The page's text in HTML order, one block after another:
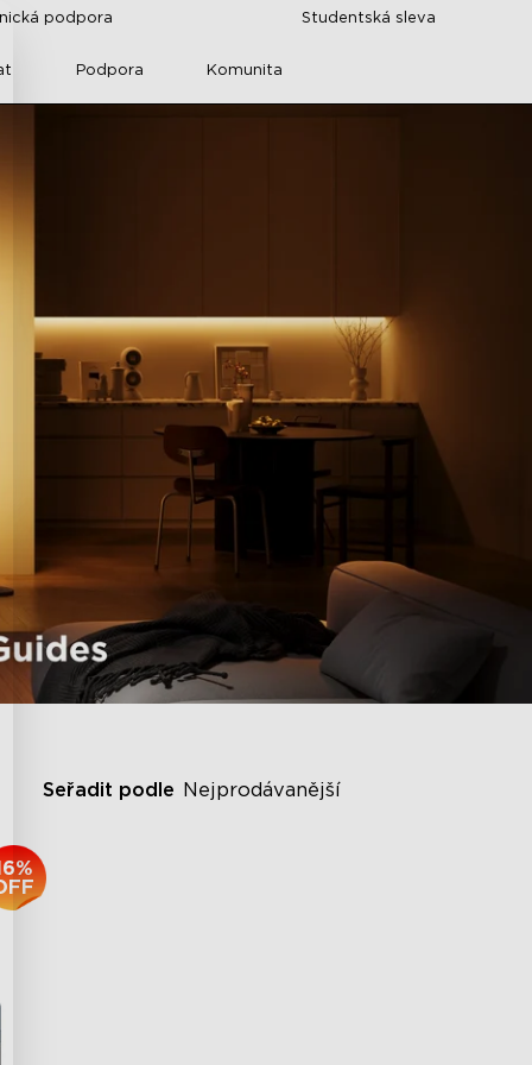
podpora Studentská sleva
Podpora Komunita
Seřadit podle Nejprodávanější